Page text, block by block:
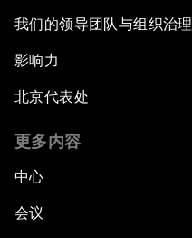
我们的领导团队与组织治理
影响力
北京代表处
更多内容
中心
会议